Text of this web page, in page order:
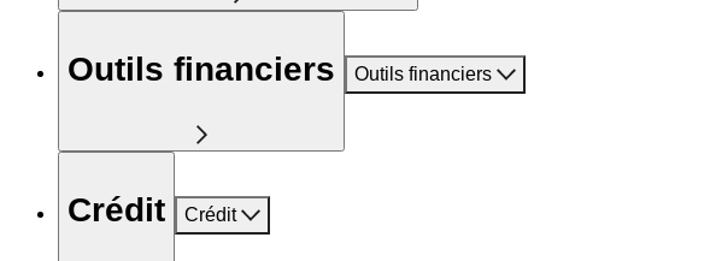
Outils financiers Outils financiers
Crédit Crédit